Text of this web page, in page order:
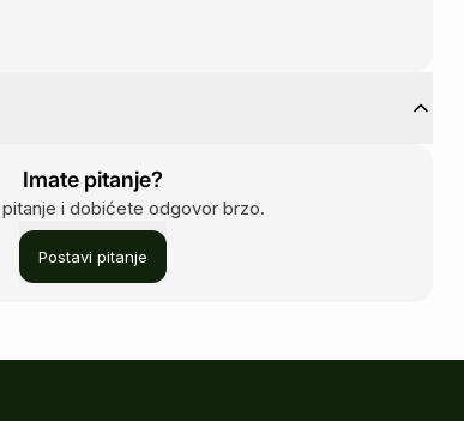
Imate pitanje?
i dobićete odgovor brzo.
Postavi pitanje